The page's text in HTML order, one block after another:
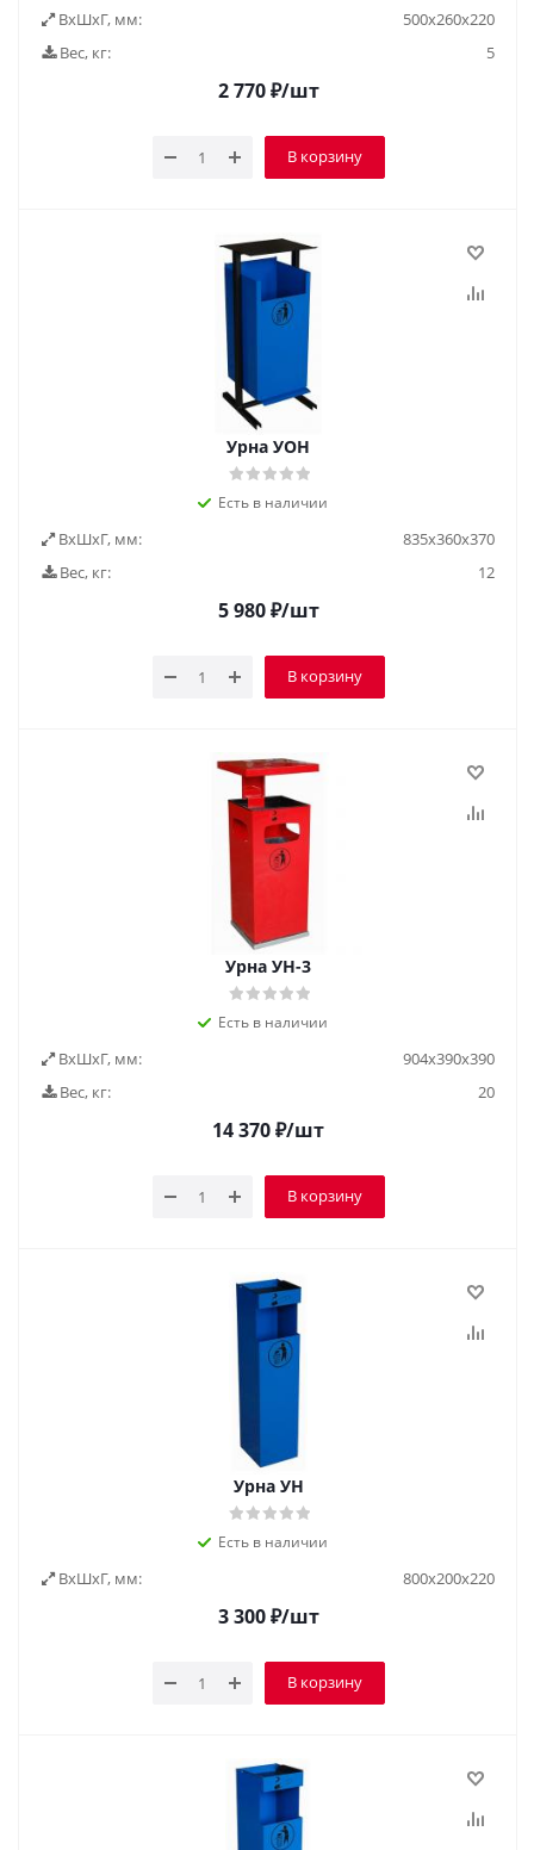
ВxШxГ, мм:
500х260х220
Вес, кг:
5
2 770₽/шт
В корзину
Урна УОН
Есть в наличии
ВxШxГ, мм:
835х360х370
Вес, кг:
12
5 980₽/шт
В корзину
Урна УН-3
Есть в наличии
ВxШxГ, мм:
904х390х390
Вес, кг:
20
14 370₽/шт
В корзину
Урна УН
Есть в наличии
ВxШxГ, мм: 800х200х220
3 300₽/шт
В корзину